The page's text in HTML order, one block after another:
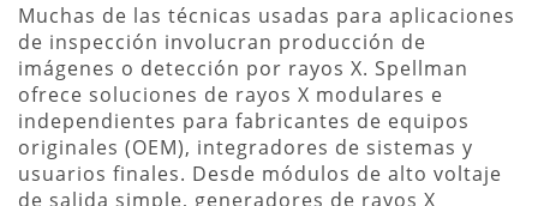
Muchas de las técnicas usadas para aplicaciones
de inspección involucran producción de
imágenes o detección por rayos X. Spellman
ofrece soluciones de rayos X modulares e
independientes para fabricantes de equipos
originales (OEM), integradores de sistemas y
usuarios finales. Desde módulos de alto voltaje
de salida simple, generadores de rayos X